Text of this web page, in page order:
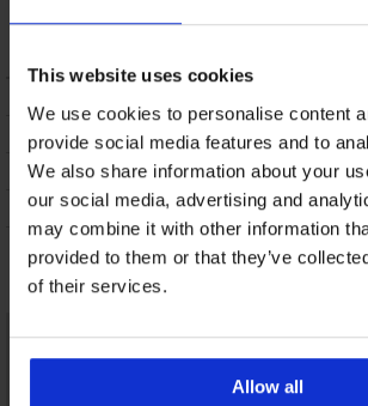
This website uses cookies
We use cookies to personalise content
provide social media features and to
We also share information about your
our social media, advertising and
may combine it with other information
provided to them or that they’ve
of their services.
Allow all
DOSTAWA I PŁATNOŚĆ
WYMIANA
CZYSZCZENIE I PRANIE
Może Ci się